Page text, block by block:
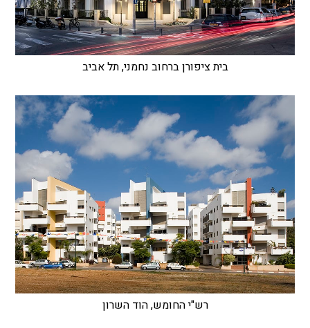
בית ציפורן ברחוב נחמני, תל אביב
רש"י החומש, הוד השרון